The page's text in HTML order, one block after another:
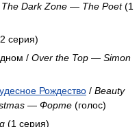
Dark Zone — The Poet(1
серия)
/ Over the Top — Simon
Рождество / Beauty
— Форте (голос)
(1 серия)